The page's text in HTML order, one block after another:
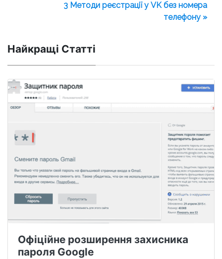
3 Методи реєстрації у VK без номера
телефону »
Найкращі Статті
Офіційне розширення захисника
пароля Google